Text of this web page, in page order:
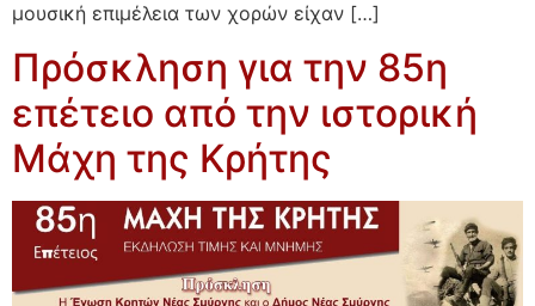
μουσική επιμέλεια των χορών είχαν […]
Πρόσκληση για την 85η
επέτειο από την ιστορική
Μάχη της Κρήτης